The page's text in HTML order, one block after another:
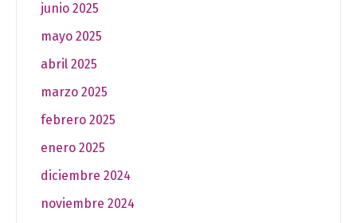
junio 2025
mayo 2025
abril 2025
marzo 2025
febrero 2025
enero 2025
diciembre 2024
noviembre 2024